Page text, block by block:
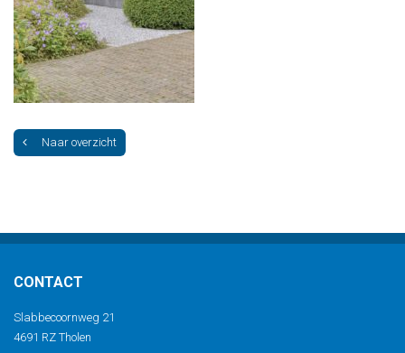
Naar overzicht
CONTACT
Slabbecoornweg 21
4691 RZ Tholen